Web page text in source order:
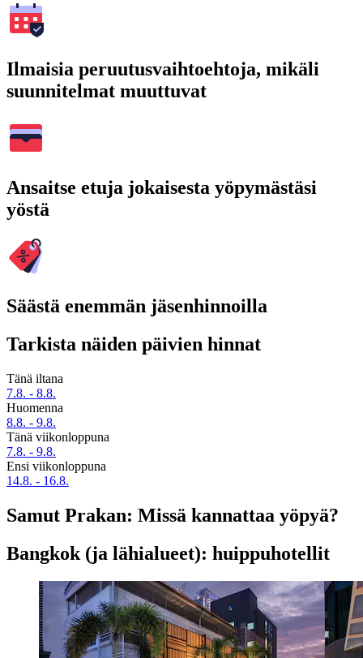
Ilmaisia peruutusvaihtoehtoja, mikäli
suunnitelmat muuttuvat
Ansaitse etuja jokaisesta yöpymästäsi
yöstä
Säästä enemmän jäsenhinnoilla
Tarkista näiden päivien hinnat
Tänä iltana
7.8. - 8.8.
Huomenna
8.8. - 9.8.
Tänä viikonloppuna
7.8. - 9.8.
Ensi viikonloppuna
14.8. - 16.8.
Samut Prakan: Missä kannattaa yöpyä?
Bangkok (ja lähialueet): huippuhotellit